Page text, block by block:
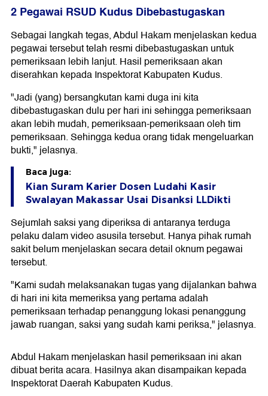
2 Pegawai RSUD Kudus Dibebastugaskan
Sebagai langkah tegas, Abdul Hakam menjelaskan kedua
pegawai tersebut telah resmi dibebastugaskan untuk
pemeriksaan lebih lanjut. Hasil pemeriksaan akan
diserahkan kepada Inspektorat Kabupaten Kudus.
"Jadi (yang) bersangkutan kami duga ini kita
dibebastugaskan dulu per hari ini sehingga pemeriksaan
akan lebih mudah, pemeriksaan-pemeriksaan oleh tim
pemeriksaan. Sehingga kedua orang tidak mengeluarkan
bukti," jelasnya.
Baca juga:
Kian Suram Karier Dosen Ludahi Kasir
Swalayan Makassar Usai Disanksi LLDikti
Sejumlah saksi yang diperiksa di antaranya terduga
pelaku dalam video asusila tersebut. Hanya pihak rumah
sakit belum menjelaskan secara detail oknum pegawai
tersebut.
"Kami sudah melaksanakan tugas yang dijalankan bahwa
di hari ini kita memeriksa yang pertama adalah
pemeriksaan terhadap penanggung lokasi penanggung
jawab ruangan, saksi yang sudah kami periksa," jelasnya.
Abdul Hakam menjelaskan hasil pemeriksaan ini akan
dibuat berita acara. Hasilnya akan disampaikan kepada
Inspektorat Daerah Kabupaten Kudus.